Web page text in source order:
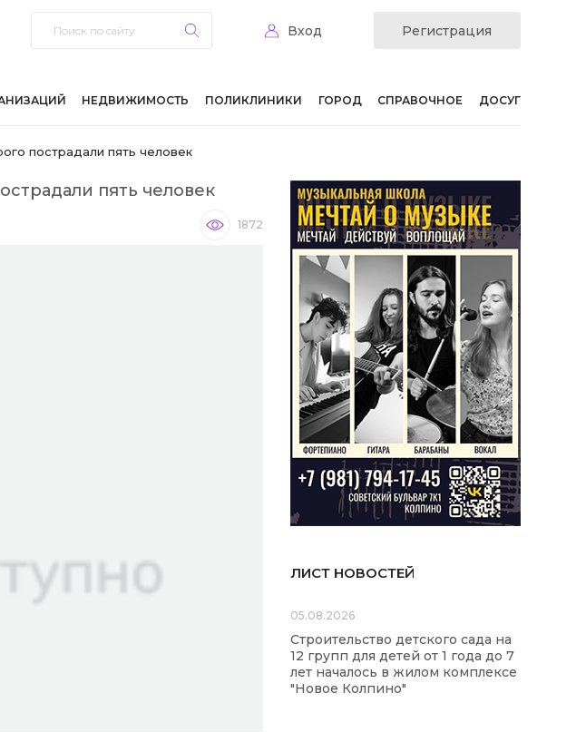
Вход Регистрация
НЕДВИЖИМОСТЬ ПОЛИКЛИНИКИ ГОРОД СПРАВОЧНОЕ ДОСУГ
пострадали пять человек
пять человек
1872
ЛИСТ НОВОСТЕЙ
05.08.2026
Строительство детского сада на
12 групп для детей от 1 года до 7
лет началось в жилом комплексе
"Новое Колпино"